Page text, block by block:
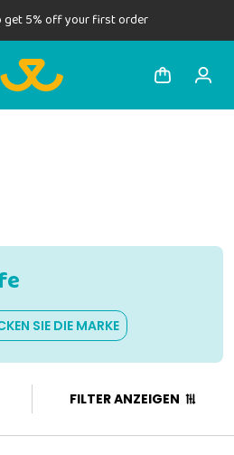
get 5% off your first order
SIE DIE MARKE
FILTER ANZEIGEN